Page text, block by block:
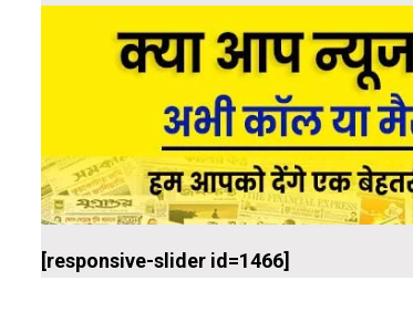
[responsive-slider id=1466]